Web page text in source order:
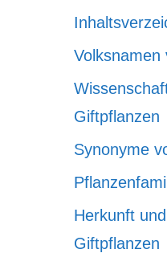
Volksnamen
Giftpflanzen
Synonyme
Herkunft
Giftpflanzen